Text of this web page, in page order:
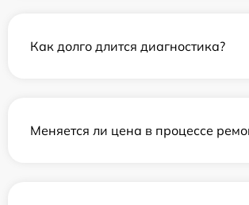
Как долго длится диагностика?
Меняется ли цена в процессе